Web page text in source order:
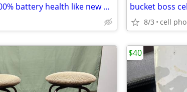
iPhone 12 Pro 100% battery health like new $250 Tmobile bucket boss
8/3 cell
$40